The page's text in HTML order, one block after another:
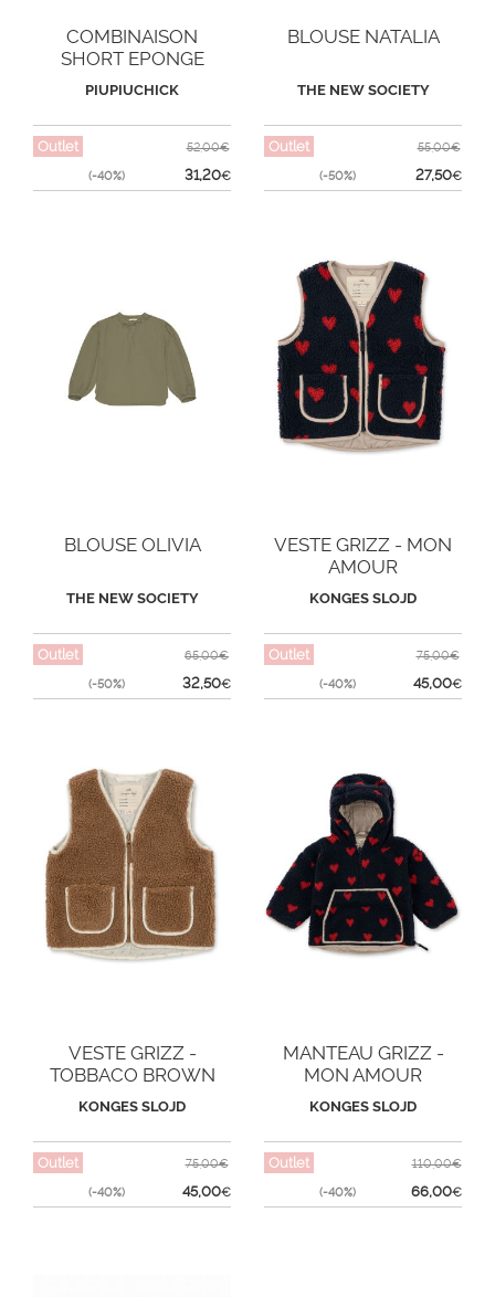
COMBINAISON
SHORT EPONGE
VACAY
PIUPIUCHICK
Outlet
(-40%)
52,00€
31,20€
BLOUSE NATALIA
THE NEW SOCIETY
Outlet
(-50%)
55,00€
27,50€
BLOUSE OLIVIA
THE NEW SOCIETY
Outlet
(-50%)
65,00€
32,50€
VESTE GRIZZ - MON
AMOUR
KONGES SLOJD
Outlet
(-40%)
75,00€
45,00€
VESTE GRIZZ -
TOBBACO BROWN
KONGES SLOJD
Outlet
(-40%)
75,00€
45,00€
MANTEAU GRIZZ -
MON AMOUR
KONGES SLOJD
Outlet
(-40%)
110,00€
66,00€